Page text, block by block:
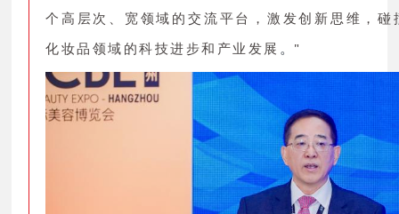
个高层次、宽领域的交流平台，激发创新思维，
化妆品领域的科技进步和产业发展 。 "